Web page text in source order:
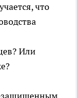
что
Или